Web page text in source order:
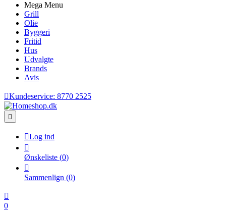
Mega Menu
Grill
Olie
Byggeri
Fritid
Hus
Udvalgte
Brands
Avis
Kundeservice: 8770 2525

Log ind

Ønskeliste (0)

Sammenlign (0)

0